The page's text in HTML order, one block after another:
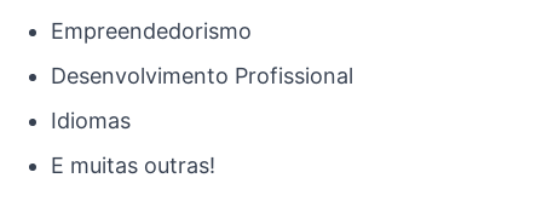
Empreendedorismo
Desenvolvimento Profissional
Idiomas
E muitas outras!